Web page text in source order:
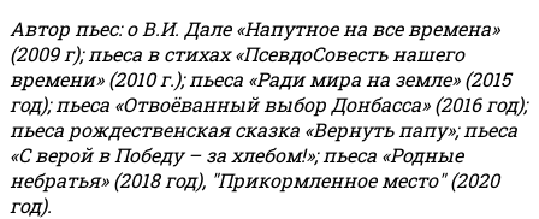
Автор пьес: о В.И. Дале «Напутное на все времена»
(2009 г); пьеса в стихах «ПсевдоСовесть нашего
времени» (2010 г.); пьеса «Ради мира на земле» (2015
год); пьеса «Отвоёванный выбор Донбасса» (2016 год);
пьеса рождественская сказка «Вернуть папу»; пьеса
«С верой в Победу – за хлебом!»;пьеса «Родные
небратья» (2018 год), "Прикормленное место" (2020
год).